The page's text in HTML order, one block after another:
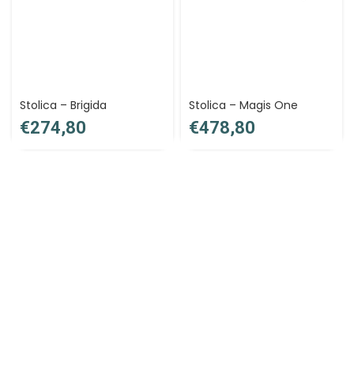
Stolica – Brigida
€
Stolica – Magis One
€